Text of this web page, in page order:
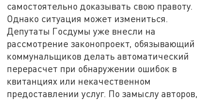
самостоятельно доказывать свою правоту.
Однако ситуация может измениться.
Депутаты Госдумы уже внесли на
рассмотрение законопроект, обязывающий
коммунальщиков делать автоматический
перерасчет при обнаружении ошибок в
квитанциях или некачественном
предоставлении услуг. По замыслу авторов,